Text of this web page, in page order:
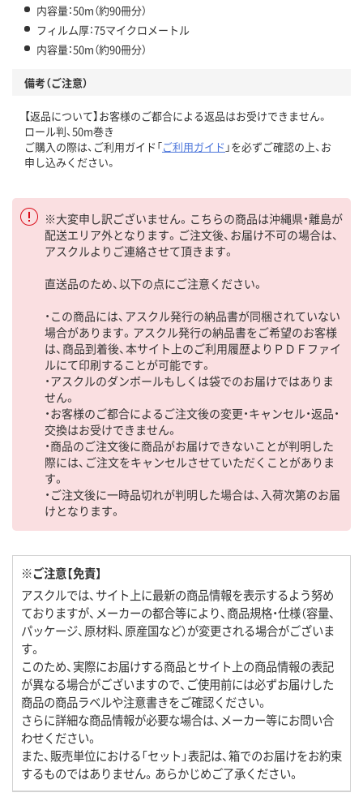
内容量：50m（約90冊分）
フィルム厚：75マイクロメートル
内容量：50m（約90冊分）
備考（ご注意）
【返品について】お客様のご都合による返品はお受けできません。
ロール判、50m巻き
ご購入の際は、ご利用ガイド「ご利用ガイド 」を必ずご確認の上、お
申し込みください。
※大変申し訳ございません。こちらの商品は沖縄県・離島が
配送エリア外となります。ご注文後、お届け不可の場合は、
アスクルよりご連絡させて頂きます。
直送品のため、以下の点にご注意ください。
・この商品には、アスクル発行の納品書が同梱されていない
場合があります。アスクル発行の納品書をご希望のお客様
は、商品到着後、本サイト上のご利用履歴よりＰＤＦファイ
ルにて印刷することが可能です。
・アスクルのダンボールもしくは袋でのお届けではありま
せん。
・お客様のご都合によるご注文後の変更・キャンセル・返品・
交換はお受けできません。
・商品のご注文後に商品がお届けできないことが判明した
際には、ご注文をキャンセルさせていただくことがありま
す。
・ご注文後に一時品切れが判明した場合は、入荷次第のお届
けとなります。
※ご注意【免責】
アスクルでは、サイト上に最新の商品情報を表示するよう努め
ておりますが、メーカーの都合等により、商品規格・仕様（容量、
パッケージ、原材料、原産国など）が変更される場合がございま
す。
このため、実際にお届けする商品とサイト上の商品情報の表記
が異なる場合がございますので、ご使用前には必ずお届けした
商品の商品ラベルや注意書きをご確認ください。
さらに詳細な商品情報が必要な場合は、メーカー等にお問い合
わせください。
また、販売単位における「セット」表記は、箱でのお届けをお約束
するものではありません。あらかじめご了承ください。